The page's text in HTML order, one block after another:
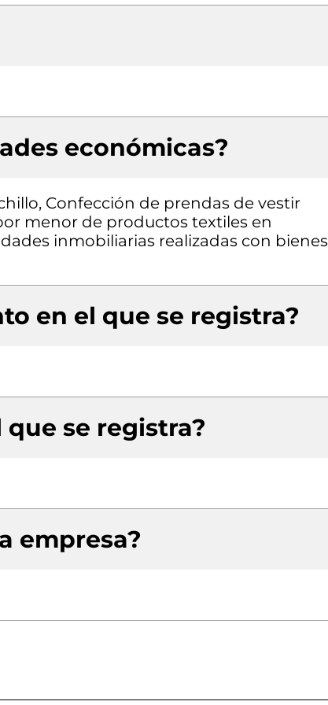
económicas?
Confección de prendas de vestir
menor de productos textiles en
inmobiliarias realizadas con bienes
en el que se registra?
que se registra?
empresa?